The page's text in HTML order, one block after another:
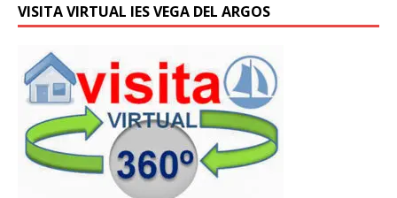
VISITA VIRTUAL IES VEGA DEL ARGOS